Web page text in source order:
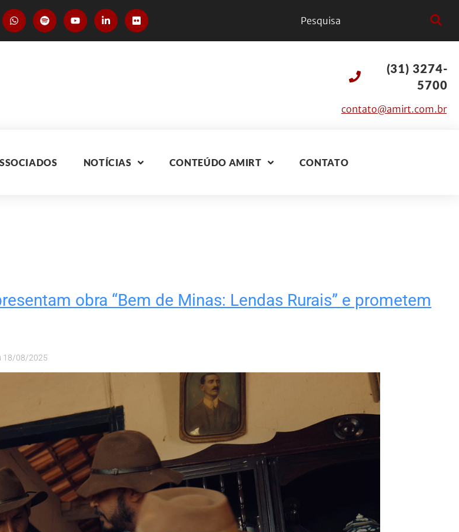
(31) 3274-
5700
contato@amirt.com.br
NOTÍCIAS CONTEÚDO AMIRT CONTATO
obra “Bem de Minas: Lendas Rurais” e prometem
18/08/2025